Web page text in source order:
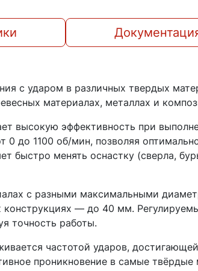
с ударом в различных твердых
материалах, металлах и
высокую эффективность при
до 1100 об/мин, позволяя
быстро менять оснастку (сверла,
с разными максимальными
— до 40 мм.
точность работы.
частотой ударов,
проникновение в самые твёрдые